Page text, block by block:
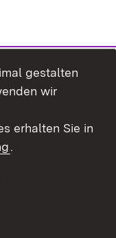
zur
gestalten
wir
erhalten Sie in
.